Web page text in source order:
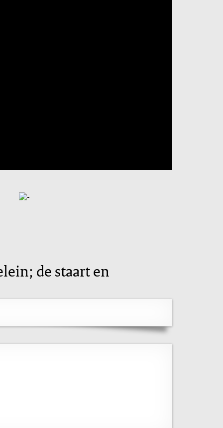
de staart en